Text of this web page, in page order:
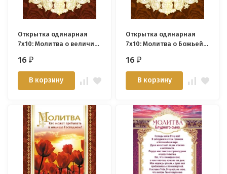
Открытка одинарная
7x10: Молитва о величии
16₽
В корзину
Открытка одинарная
7x10: Молитва о Божьей
16₽
В корзину